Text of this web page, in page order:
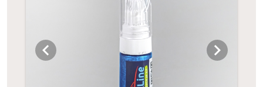
chevron_left chevron_right